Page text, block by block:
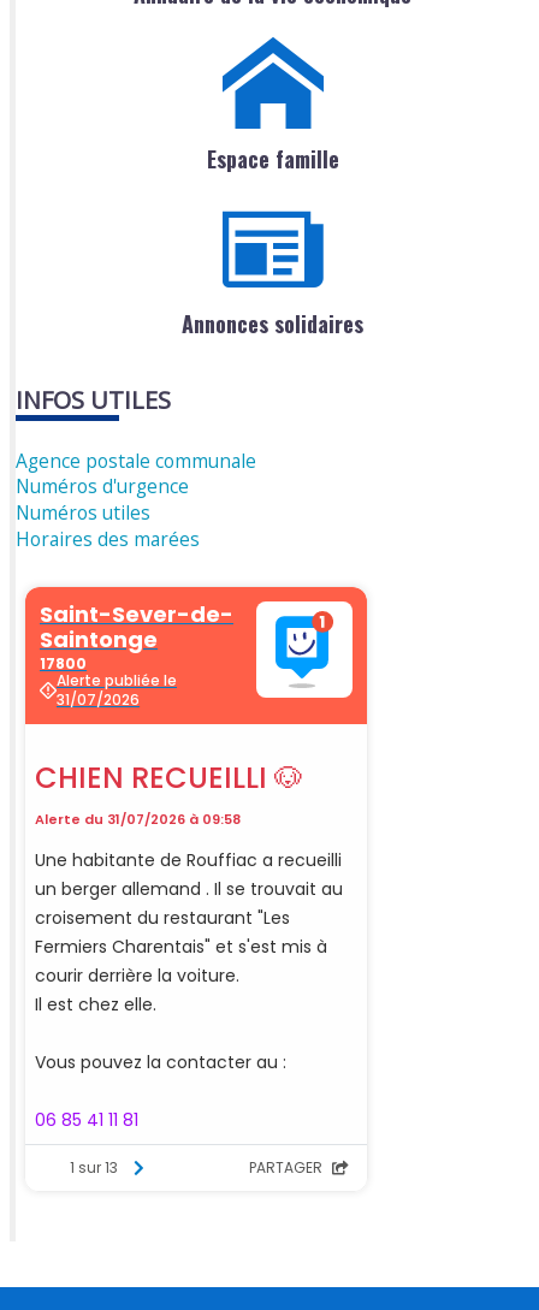
Espace famille
Annonces solidaires
INFOS UTILES
Agence postale communale
Numéros d'urgence
Numéros utiles
Horaires des marées